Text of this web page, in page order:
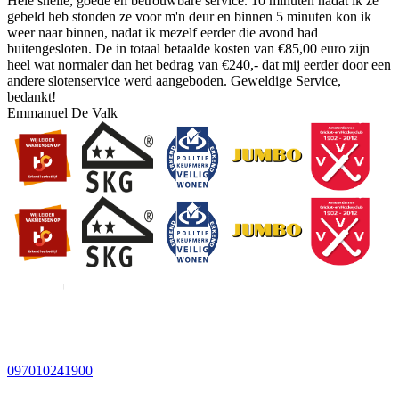
gebeld heb stonden ze voor m'n deur en binnen 5 minuten kon ik
weer naar binnen, nadat ik mezelf eerder die avond had
buitengesloten. De in totaal betaalde kosten van €85,00 euro zijn
heel wat normaler dan het bedrag van €240,- dat mij eerder door een
andere slotenservice werd aangeboden. Geweldige Service,
bedankt!
Emmanuel De Valk
097010241900